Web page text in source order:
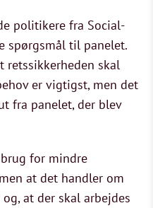
politikere fra Social-
spørgsmål til panelet.
retssikkerheden skal
er vigtigst, men det
fra panelet, der blev
for mindre
at det handler om
at der skal arbejdes